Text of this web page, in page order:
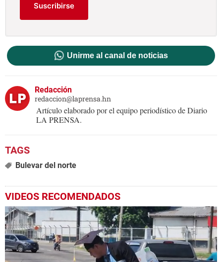
Suscribirse
Unirme al canal de noticias
Redacción
redaccion@laprensa.hn
Artículo elaborado por el equipo periodístico de Diario
LA PRENSA.
Bulevar del norte
VIDEOS RECOMENDADOS